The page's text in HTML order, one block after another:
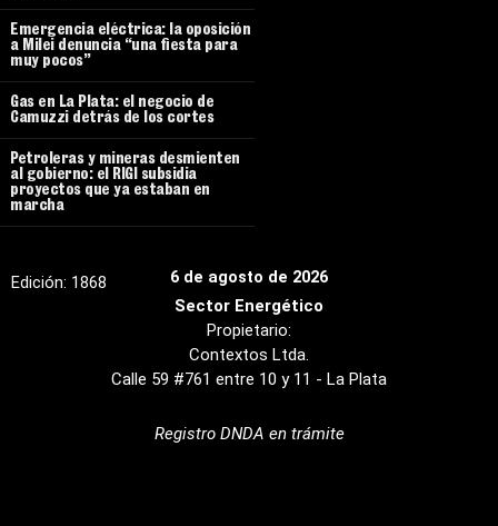
6 de agosto de 2026
Edición: 1868
Sector Energético
Propietario:
Contextos Ltda.
Calle 59 #761 entre 10 y 11 - La Plata
Registro DNDA en trámite
Emergencia eléctrica: la oposición
a Milei denuncia “una fiesta para
muy pocos”
Gas en La Plata: el negocio de
Camuzzi detrás de los cortes
Petroleras y mineras desmienten
al gobierno: el RIGI subsidia
proyectos que ya estaban en
marcha